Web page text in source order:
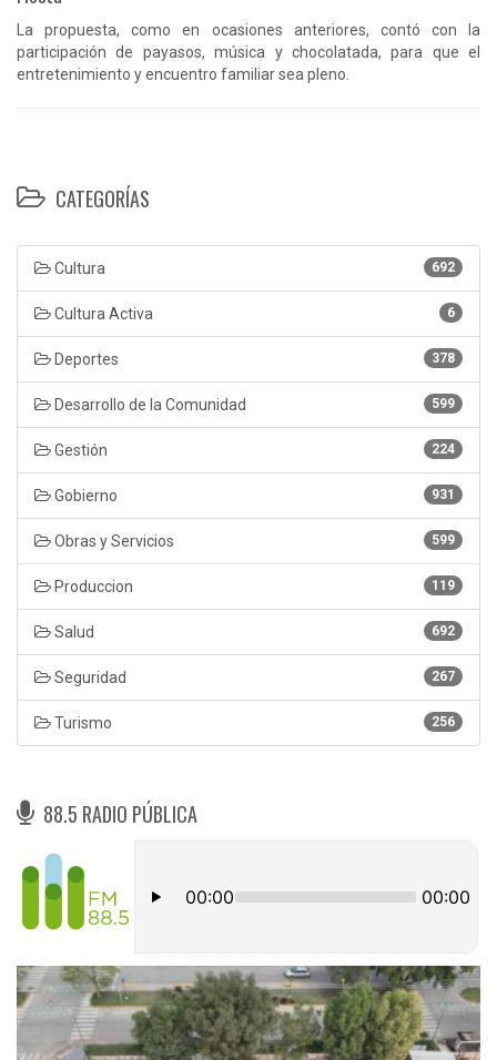
La propuesta, como en ocasiones anteriores, contó con la
participación de payasos, música y chocolatada, para que el
entretenimiento y encuentro familiar sea pleno.
CATEGORÍAS
692
Cultura
6
Cultura Activa
378
Deportes
599
Desarrollo de la Comunidad
224
Gestión
931
Gobierno
599
Obras y Servicios
119
Produccion
692
Salud
267
Seguridad
256
Turismo
88.5 RADIO PÚBLICA